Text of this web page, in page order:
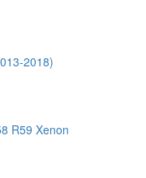
2018)
R59 Xenon